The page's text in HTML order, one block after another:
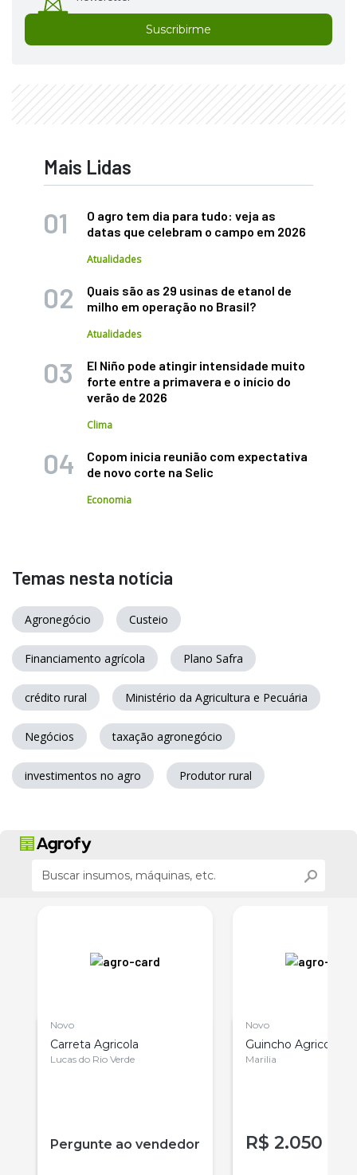
Suscribirme
Mais Lidas
O agro tem dia para tudo: veja as
datas que celebram o campo em 2026
Atualidades
Quais são as 29 usinas de etanol de
milho em operação no Brasil?
Atualidades
El Niño pode atingir intensidade muito
forte entre a primavera e o início do
verão de 2026
Clima
Copom inicia reunião com expectativa
de novo corte na Selic
Economia
Temas nesta notícia
Agronegócio Custeio
Financiamento agrícola Plano Safra
crédito rural Ministério da Agricultura e Pecuária
Negócios taxação agronegócio
investimentos no agro Produtor rural
Novo
Carreta Agricola
Lucas do Rio Verde
Pergunte ao vendedor
Novo
Guincho Agricola
Marilia
R$ 2.050